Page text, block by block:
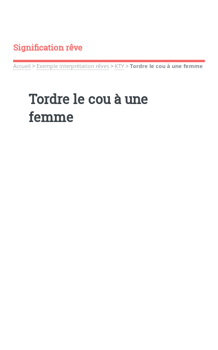
Signification rêve
Accueil > Exemple interprétation rêves> KTY> Tordre le cou à une femme
Tordre le cou à une
femme